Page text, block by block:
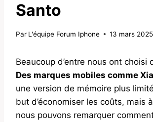
Santo
Par L'équipe Forum Iphone 13 mars 2025
Beaucoup d’entre nous ont choisi
Des marques mobiles comme
une version de mémoire plus
but d’économiser les coûts, mais
nous pouvons remarquer